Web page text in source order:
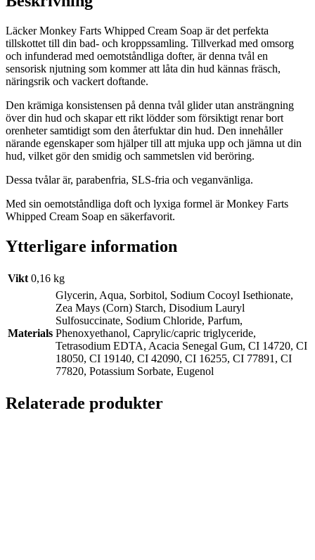
Läcker Monkey Farts Whipped Cream Soap är det perfekta
tillskottet till din bad- och kroppssamling. Tillverkad med omsorg
och infunderad med oemotståndliga dofter, är denna tvål en
sensorisk njutning som kommer att låta din hud kännas fräsch,
näringsrik och vackert doftande.
Den krämiga konsistensen på denna tvål glider utan ansträngning
över din hud och skapar ett rikt lödder som försiktigt renar bort
orenheter samtidigt som den återfuktar din hud. Den innehåller
närande egenskaper som hjälper till att mjuka upp och jämna ut din
hud, vilket gör den smidig och sammetslen vid beröring.
Dessa tvålar är, parabenfria, SLS-fria och veganvänliga.
Med sin oemotståndliga doft och lyxiga formel är Monkey Farts
Whipped Cream Soap en säkerfavorit.
Ytterligare information
Vikt 0,16 kg
Materials
Glycerin, Aqua, Sorbitol, Sodium Cocoyl Isethionate,
Zea Mays (Corn) Starch, Disodium Lauryl
Sulfosuccinate, Sodium Chloride, Parfum,
Phenoxyethanol, Caprylic/capric triglyceride,
Tetrasodium EDTA, Acacia Senegal Gum, CI 14720, CI
18050, CI 19140, CI 42090, CI 16255, CI 77891, CI
77820, Potassium Sorbate, Eugenol
Relaterade produkter